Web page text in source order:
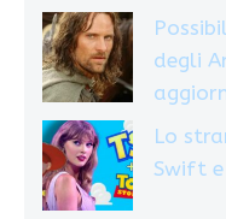
degli
Lo
Swift